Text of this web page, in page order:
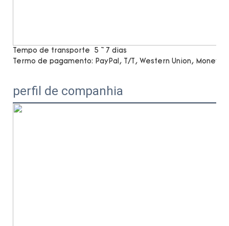
Tempo de transporte
5 ~ 7 dias
Termo de pagamento: PayPal, T/T, Western Union,
perfil de companhia